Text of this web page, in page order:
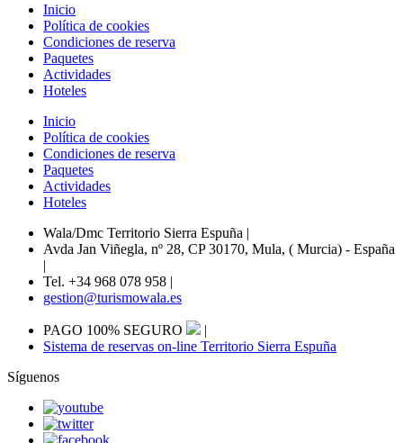
Inicio
Política de cookies
Condiciones de reserva
Paquetes
Actividades
Hoteles
Inicio
Política de cookies
Condiciones de reserva
Paquetes
Actividades
Hoteles
Wala/Dmc Territorio Sierra Espuña |
Avda Jan Viñegla, nº 28, CP 30170, Mula, ( Murcia) - España
|
Tel. +34 968 078 958 |
gestion@turismowala.es
PAGO 100% SEGURO
|
Sistema de reservas on-line Territorio Sierra Espuña
Síguenos